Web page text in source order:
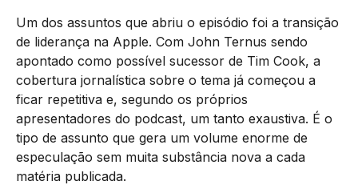
Um dos assuntos que abriu o episódio foi a transição
de liderança na Apple. Com John Ternus sendo
apontado como possível sucessor de Tim Cook, a
cobertura jornalística sobre o tema já começou a
ficar repetitiva e, segundo os próprios
apresentadores do podcast, um tanto exaustiva. É o
tipo de assunto que gera um volume enorme de
especulação sem muita substância nova a cada
matéria publicada.